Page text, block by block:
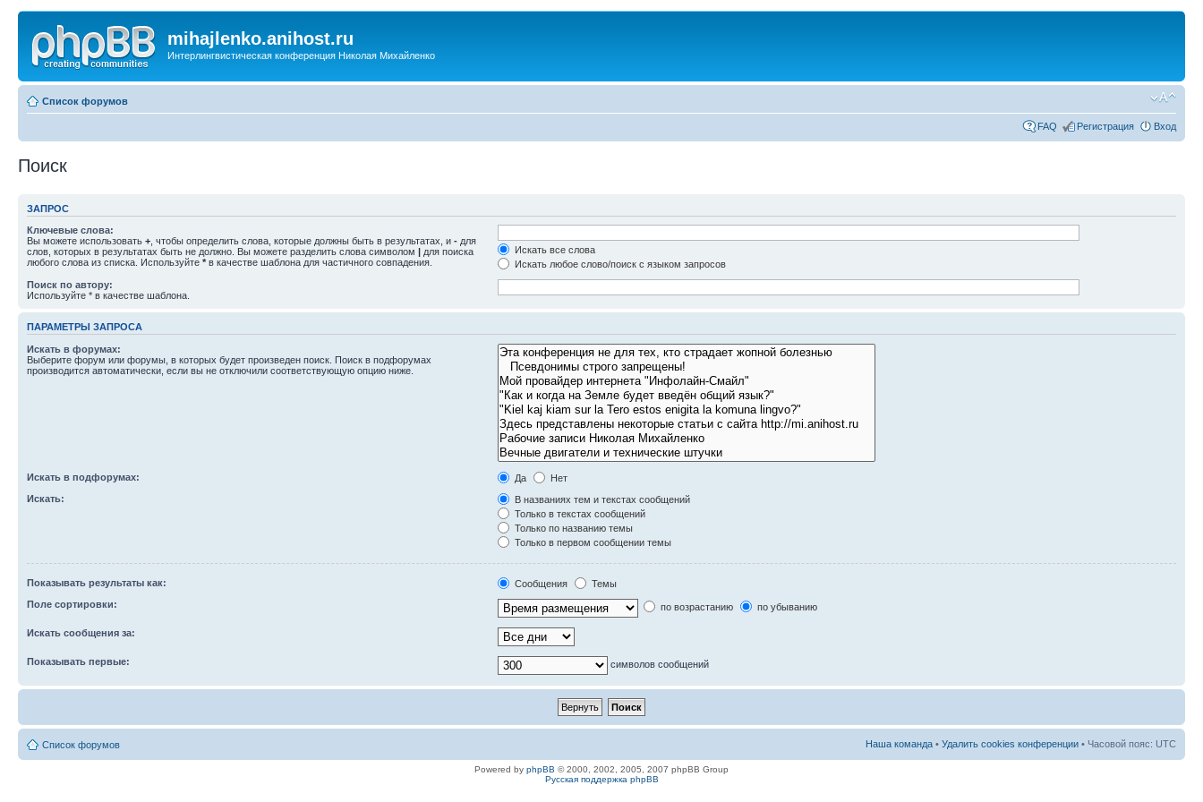
mihajlenko.anihost.ru
Интерлингвистическая конференция Николая Михайленко
Список форумов
FAQ Регистрация Вход
Поиск
ЗАПРОС
Ключевые слова:
Вы можете использовать + , чтобы определить слова, которые должны быть в результатах, и - для
слов, которых в результатах быть не должно. Вы можете разделить слова символом | для поиска
любого слова из списка. Используйте * в качестве шаблона для частичного совпадения.
Искать все слова
Искать любое слово/поиск с языком запросов
Поиск по автору:
Используйте * в качестве шаблона.
ПАРАМЕТРЫ ЗАПРОСА
Искать в форумах:
Выберите форум или форумы, в которых будет произведен поиск. Поиск в подфорумах
производится автоматически, если вы не отключили соответствующую опцию ниже.
Искать в подфорумах: Да
Нет
Искать:
В названиях тем и текстах сообщений
Только в текстах сообщений
Только по названию темы
Только в первом сообщении темы
Показывать результаты как: Сообщения
Темы
Поле сортировки:
по возрастанию по убыванию
Искать сообщения за:
Показывать первые: символов сообщений
Список форумов Наша команда • Удалить cookies конференции • Часовой пояс: UTC
Powered by phpBB © 2000, 2002, 2005, 2007 phpBB Group
Русская поддержка phpBB